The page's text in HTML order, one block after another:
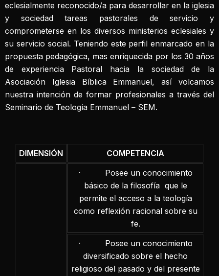
eclesialmente reconocido/a para desarrollar en la iglesia
y sociedad tareas pastorales de servicio y
comprometerse en los diversos ministerios eclesiales y
su servicio social. Teniendo este perfil enmarcado en la
propuesta pedagógica, mas enriquecida por los 30 años
de experiencia Pastoral hacia la sociedad de la
Asociación Iglesia Bíblica Emmanuel, así volcamos
nuestra intención de formar profesionales a través del
Seminario de Teología Emmanuel – SEM.
DIMENSIÓN COMPETENCIA
· Posee un conocimiento
básico de la filosofía que le
permite el acceso a la teología
como reflexión racional sobre su
fe.
· Posee un conocimiento
diversificado sobre el hecho
religioso del pasado y del presente